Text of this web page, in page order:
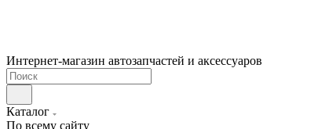
Интернет-магазин автозапчастей и аксессуаров
Каталог
По всему сайту